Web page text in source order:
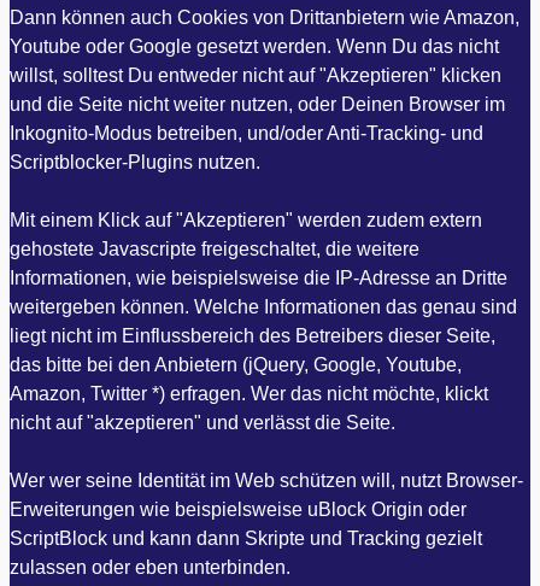
Dann können auch Cookies von Drittanbietern wie Amazon,
Youtube oder Google gesetzt werden. Wenn Du das nicht
willst, solltest Du entweder nicht auf "Akzeptieren" klicken
und die Seite nicht weiter nutzen, oder Deinen Browser im
Inkognito-Modus betreiben, und/oder Anti-Tracking- und
Scriptblocker-Plugins nutzen.
Mit einem Klick auf "Akzeptieren" werden zudem extern
gehostete Javascripte freigeschaltet, die weitere
Informationen, wie beispielsweise die IP-Adresse an Dritte
weitergeben können. Welche Informationen das genau sind
liegt nicht im Einflussbereich des Betreibers dieser Seite,
das bitte bei den Anbietern (jQuery, Google, Youtube,
Amazon, Twitter *) erfragen. Wer das nicht möchte, klickt
nicht auf "akzeptieren" und verlässt die Seite.
Wer wer seine Identität im Web schützen will, nutzt Browser-
Erweiterungen wie beispielsweise uBlock Origin oder
ScriptBlock und kann dann Skripte und Tracking gezielt
zulassen oder eben unterbinden.